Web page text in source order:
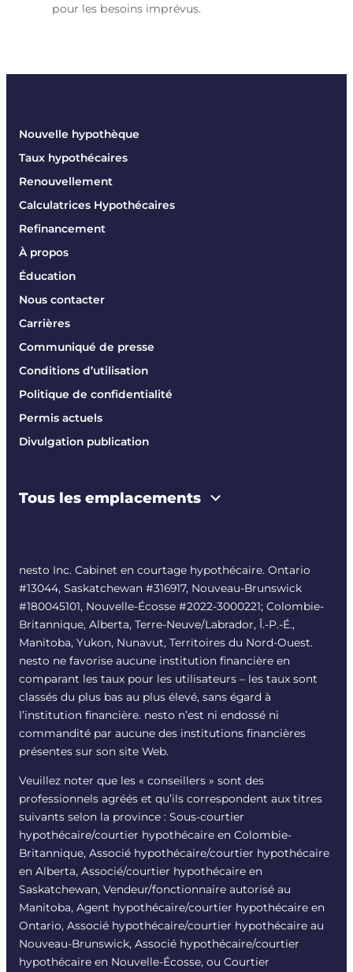
pour les besoins imprévus.
Nouvelle hypothèque
Taux hypothécaires
Renouvellement
Calculatrices Hypothécaires
Refinancement
À propos
Éducation
Nous contacter
Carrières
Communiqué de presse
Conditions d’utilisation
Politique de confidentialité
Permis actuels
Divulgation publication
Tous les emplacements
nesto Inc. Cabinet en courtage hypothécaire. Ontario
#13044, Saskatchewan #316917, Nouveau-Brunswick
#180045101, Nouvelle-Écosse #2022-3000221; Colombie-
Britannique, Alberta, Terre-Neuve/Labrador, Î.-P.-É.,
Manitoba, Yukon, Nunavut, Territoires du Nord-Ouest.
nesto ne favorise aucune institution financière en
comparant les taux pour les utilisateurs – les taux sont
classés du plus bas au plus élevé, sans égard à
l’institution financière. nesto n’est ni endossé ni
commandité par aucune des institutions financières
présentes sur son site Web.
Veuillez noter que les « conseillers » sont des
professionnels agréés et qu’ils correspondent aux titres
suivants selon la province : Sous-courtier
hypothécaire/courtier hypothécaire en Colombie-
Britannique, Associé hypothécaire/courtier hypothécaire
en Alberta, Associé/courtier hypothécaire en
Saskatchewan, Vendeur/fonctionnaire autorisé au
Manitoba, Agent hypothécaire/courtier hypothécaire en
Ontario, Associé hypothécaire/courtier hypothécaire au
Nouveau-Brunswick, Associé hypothécaire/courtier
hypothécaire en Nouvelle-Écosse, ou Courtier